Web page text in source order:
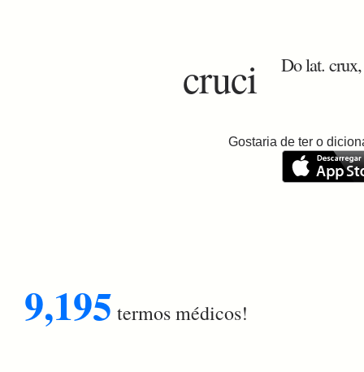
cruci Do lat.
Gostaria de ter o
9,195 termos médicos!